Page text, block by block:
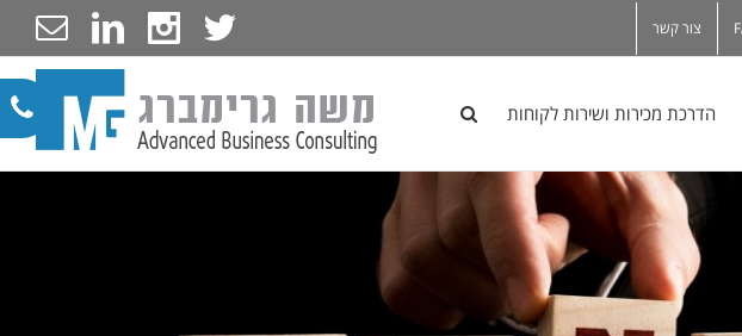
צור קשר
הדרכת מכירות ושירות לקוחות